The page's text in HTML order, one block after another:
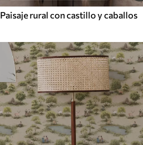
Paisaje rural con castillo y caballos